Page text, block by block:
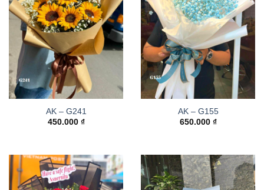
AK – G241
450.000 ₫
AK – G155
650.000 ₫